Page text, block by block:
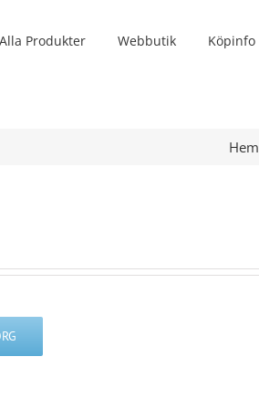
Alla Produkter Webbutik Köpinfo
Hem